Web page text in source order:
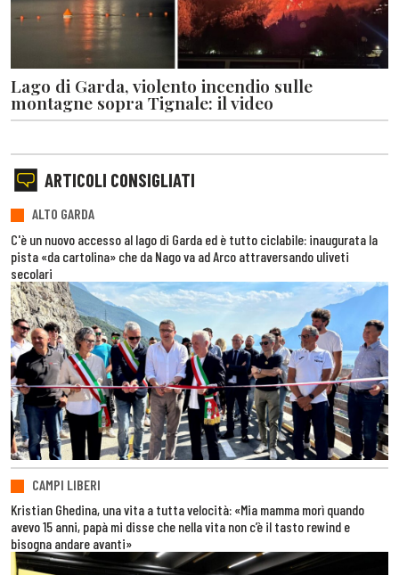
Lago di Garda, violento incendio sulle
montagne sopra Tignale: il video
ARTICOLI CONSIGLIATI
ALTO GARDA
C'è un nuovo accesso al lago di Garda ed è tutto ciclabile: inaugurata la
pista «da cartolina» che da Nago va ad Arco attraversando uliveti
secolari
CAMPI LIBERI
Kristian Ghedina, una vita a tutta velocità: «Mia mamma morì quando
avevo 15 anni, papà mi disse che nella vita non c’è il tasto rewind e
bisogna andare avanti»